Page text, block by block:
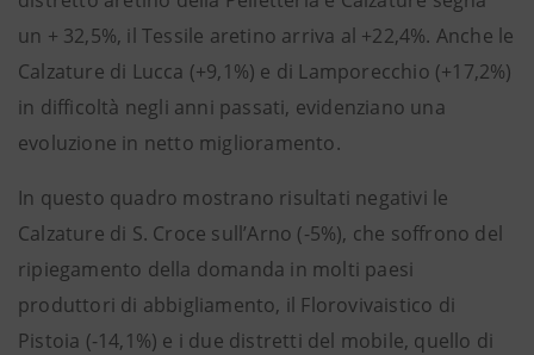
un + 32,5%, il Tessile aretino arriva al +22,4%. Anche le
Calzature di Lucca (+9,1%) e di Lamporecchio (+17,2%)
in difficoltà negli anni passati, evidenziano una
evoluzione in netto miglioramento.
In questo quadro mostrano risultati negativi le
Calzature di S. Croce sull’Arno (-5%), che soffrono del
ripiegamento della domanda in molti paesi
produttori di abbigliamento, il Florovivaistico di
Pistoia (-14,1%) e i due distretti del mobile, quello di